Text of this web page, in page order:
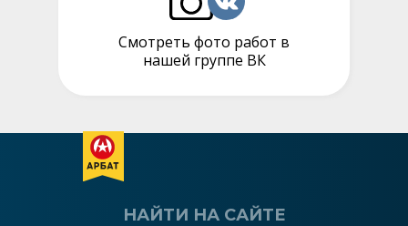
Смотреть фото работ в
нашей группе ВК
НАЙТИ НА САЙТЕ